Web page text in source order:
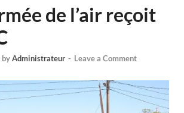
de l’air reçoit
byAdministrateur - Leave a Comment